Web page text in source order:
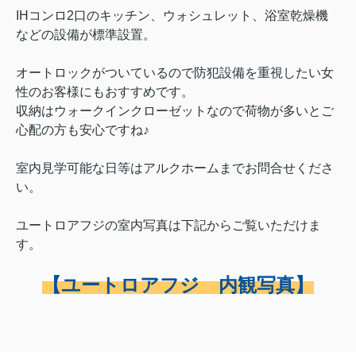
IHコンロ2口のキッチン、ウォシュレット、浴室乾燥機
などの設備が標準設置。
オートロックがついているので防犯設備を重視したい女
性のお客様にもおすすめです。
収納はウォークインクローゼットなので荷物が多いとご
心配の方も安心ですね♪
室内見学可能な日等はアルクホームまでお問合せくださ
い。
ユートロアフジの室内写真は下記からご覧いただけま
す。
【ユートロアフジ 内観写真】